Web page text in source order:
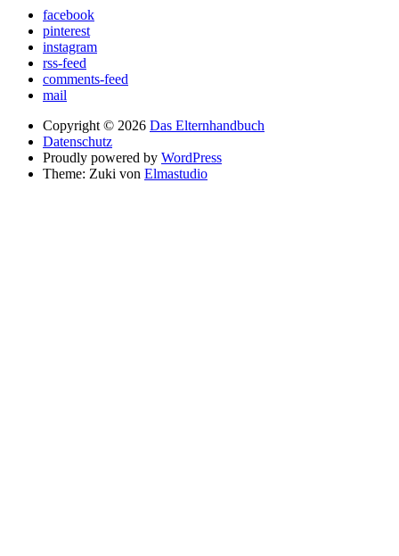
facebook
pinterest
instagram
rss-feed
comments-feed
mail
Copyright © 2026 Das Elternhandbuch
Datenschutz
Proudly powered by WordPress
Theme: Zuki von Elmastudio